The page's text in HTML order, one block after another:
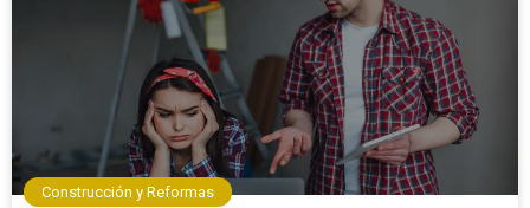
Construcción y Reformas